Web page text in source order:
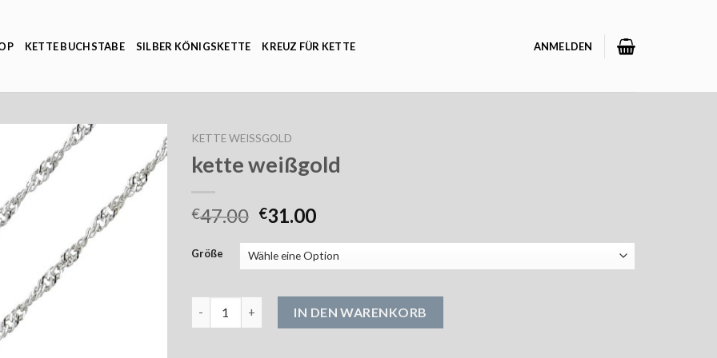
KETTE BUCHSTABE SILBER KÖNIGSKETTE KREUZ FÜR KETTE ANMELDEN
KETTE WEISSGOLD
kette weißgold
€47.00 €31.00
Größe
IN DEN WARENKORB